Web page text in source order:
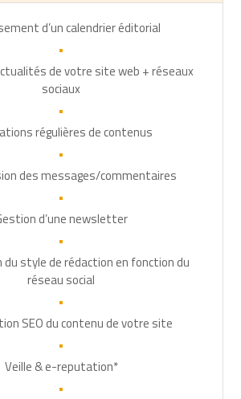
d’un calendrier éditorial
•
de votre site web + réseaux
sociaux
•
régulières de contenus
•
des messages/commentaires
•
d’une newsletter
•
style de rédaction en fonction du
réseau social
•
SEO du contenu de votre site
•
Veille & e-reputation*
•